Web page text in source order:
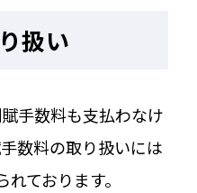
扱い
手数料も支払わなけ
数料の取り扱いには
ております。